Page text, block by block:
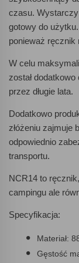
czasu.
gotowy do
ponieważ ręcznik
W celu
został
przez długie lata.
Dodatkowo
złóżeniu zajmuje
odpowiednio
transportu.
NCR14 to
campingu ale
Specyfikacja:
Materiał:
Gęstość